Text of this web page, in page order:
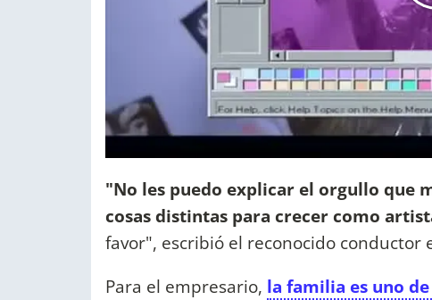
"No les puedo explicar el orgullo que
cosas distintas para crecer como
favor", escribió el reconocido conductor
Para el empresario, la familia es uno